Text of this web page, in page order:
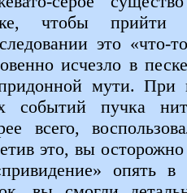
чтобы
это «что-
исчезло в
мути. При
событий пучка
всего,
это, вы
опять в